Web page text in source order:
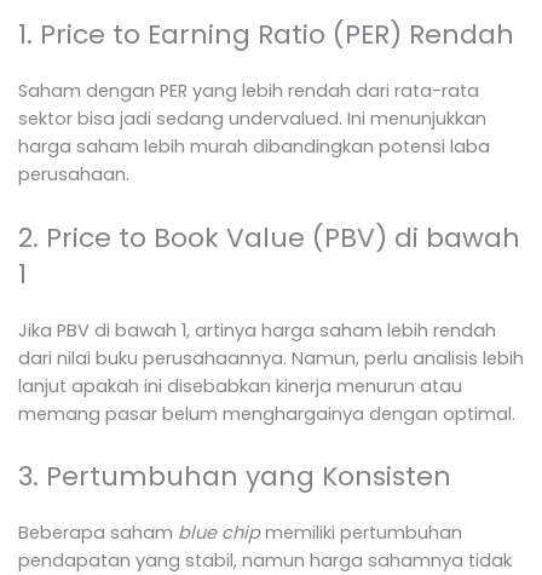
1. Price to Earning Ratio (PER) Rendah
Saham dengan PER yang lebih rendah dari rata-rata
sektor bisa jadi sedang undervalued. Ini menunjukkan
harga saham lebih murah dibandingkan potensi laba
perusahaan.
2. Price to Book Value (PBV) di bawah
1
Jika PBV di bawah 1, artinya harga saham lebih rendah
dari nilai buku perusahaannya. Namun, perlu analisis lebih
lanjut apakah ini disebabkan kinerja menurun atau
memang pasar belum menghargainya dengan optimal.
3. Pertumbuhan yang Konsisten
Beberapa saham blue chipmemiliki pertumbuhan
pendapatan yang stabil, namun harga sahamnya tidak